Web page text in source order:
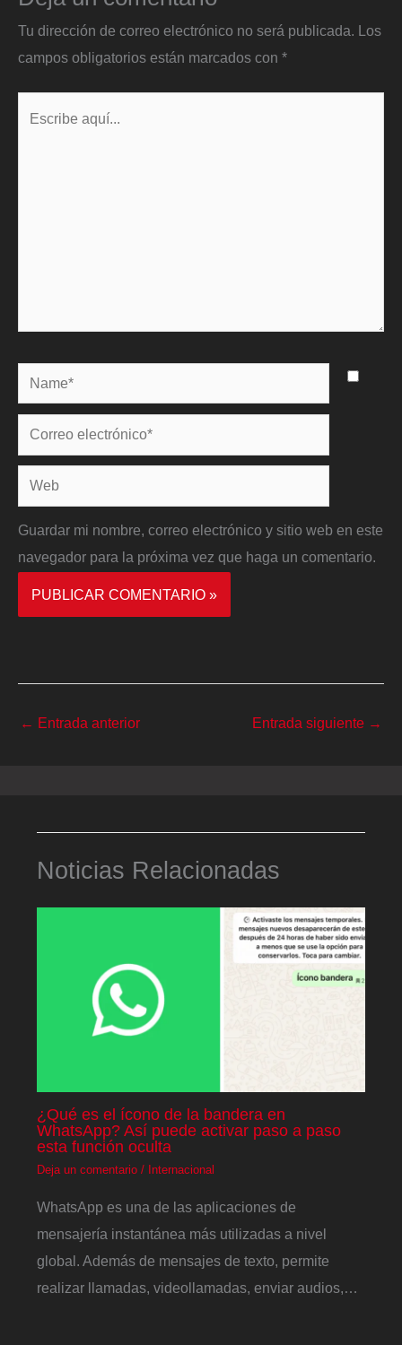
Tu dirección de correo electrónico no será publicada. Los
campos obligatorios están marcados con *
Name*
Correo
electrónico*
Web
Guardar mi nombre, correo electrónico y sitio web en este
navegador para la próxima vez que haga un comentario.
← Entrada anterior Entrada siguiente →
Noticias Relacionadas
¿Qué es el ícono de la bandera en
WhatsApp? Así puede activar paso a paso
esta función oculta
Deja un comentario / Internacional
WhatsApp es una de las aplicaciones de
mensajería instantánea más utilizadas a nivel
global. Además de mensajes de texto, permite
realizar llamadas, videollamadas, enviar audios,…